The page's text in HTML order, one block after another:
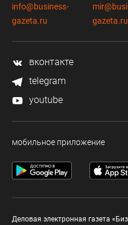
info@business-
gazeta.ru
gazeta.ru
вконтакте
telegram
youtube
мобильное приложение
Деловая электронная газета